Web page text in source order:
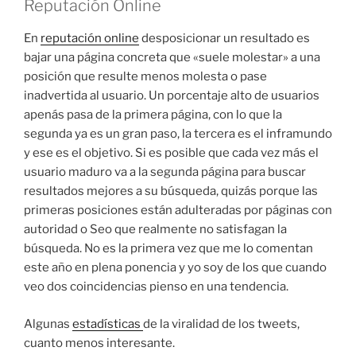
Reputación Online
En reputación online desposicionar un resultado es
bajar una página concreta que «suele molestar» a una
posición que resulte menos molesta o pase
inadvertida al usuario. Un porcentaje alto de usuarios
apenás pasa de la primera página, con lo que la
segunda ya es un gran paso, la tercera es el inframundo
y ese es el objetivo. Si es posible que cada vez más el
usuario maduro va a la segunda página para buscar
resultados mejores a su búsqueda, quizás porque las
primeras posiciones están adulteradas por páginas con
autoridad o Seo que realmente no satisfagan la
búsqueda. No es la primera vez que me lo comentan
este año en plena ponencia y yo soy de los que cuando
veo dos coincidencias pienso en una tendencia.
Algunas estadísticas de la viralidad de los tweets,
cuanto menos interesante.